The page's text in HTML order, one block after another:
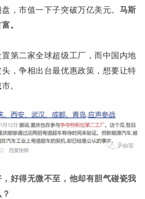
，市值一下子突破万亿美元。 马斯
。
第二家全球超级工厂，而中国内地
，争相出台最优惠政策，想要让特
。
好得无微不至，他却有胆气碰瓷我